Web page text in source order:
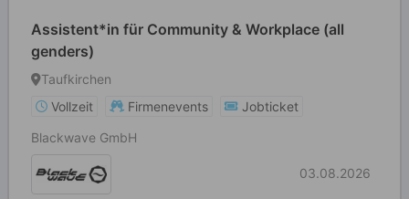
Assistent*in für Community & Workplace (all
genders)
Taufkirchen
Vollzeit
Firmenevents
Jobticket
Blackwave GmbH
03.08.2026